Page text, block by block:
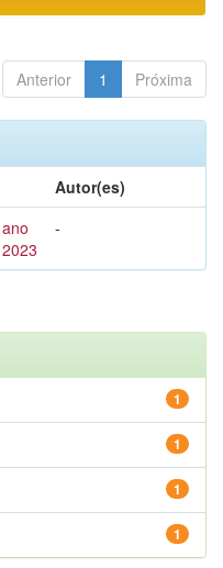
Anterior 1 Próxima
Autor(es)
-
1
1
1
1